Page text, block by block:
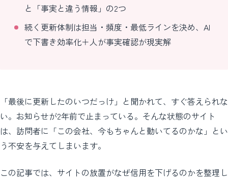
と「事実と違う情報」の2つ
続く更新体制は担当・頻度・最低ラインを決め、AI
で下書き効率化＋人が事実確認が現実解
「最後に更新したのいつだっけ」と聞かれて、すぐ答えられな
い。お知らせが2年前で止まっている。そんな状態のサイト
は、訪問者に「この会社、今もちゃんと動いてるのかな」とい
う不安を与えてしまいます。
この記事では、サイトの放置がなぜ信用を下げるのかを整理し